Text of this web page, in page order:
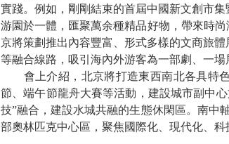
實踐。例如，剛剛結束的首屆中國新文創市
游園於一體，匯聚萬余種精品好物，帶來時
京將策劃推出內容豐富、形式多樣的文商旅
等融合線路，吸引海內外游客為一部劇、一場
會上介紹，北京將打造東西南北各具特色
節、端午節龍舟大賽等活動，建設城市副中
技”融合，建設水城共融的生態休閑區。南中
部奧林匹克中心區，聚焦國際化、現代化、